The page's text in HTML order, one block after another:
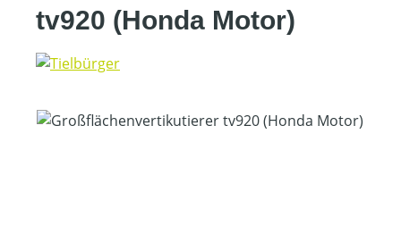
tv920 (Honda Motor)
Bildergalerie überspringen